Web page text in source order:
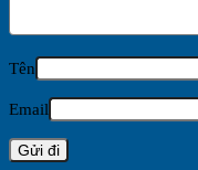
Tên
Email